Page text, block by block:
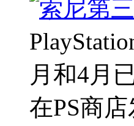
月和4月
在PS商